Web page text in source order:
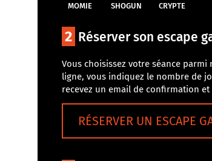
MOMIE SHOGUN CRYPTE
2 Réserver son escape
Vous choisissez votre séance
ligne, vous indiquez le nombre de
recevez un email de confirmation et
RÉSERVER UN ESCAPE